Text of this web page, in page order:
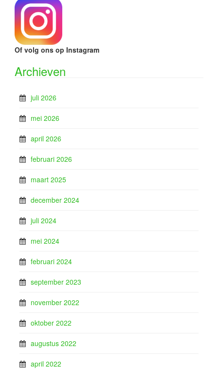
Of volg ons op Instagram
Archieven
juli 2026
mei 2026
april 2026
februari 2026
maart 2025
december 2024
juli 2024
mei 2024
februari 2024
september 2023
november 2022
oktober 2022
augustus 2022
april 2022